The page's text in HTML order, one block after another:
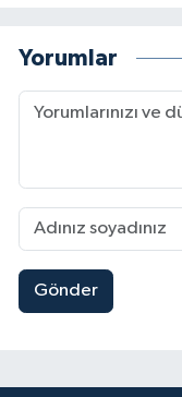
Yorumlar
Gönder